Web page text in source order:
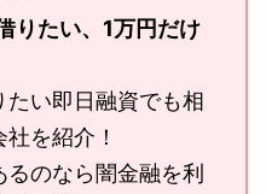
りたい、1万円だけ
い即日融資でも相
を紹介！
るのなら闇金融を利